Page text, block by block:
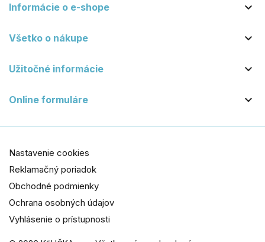
Informácie o e-shope 
Všetko o nákupe 
Užitočné informácie 
Online formuláre 
Nastavenie cookies
Reklamačný poriadok
Obchodné podmienky
Ochrana osobných údajov
Vyhlásenie o prístupnosti